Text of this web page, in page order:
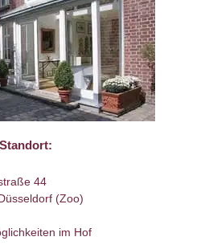
44
(Zoo)
im Hof